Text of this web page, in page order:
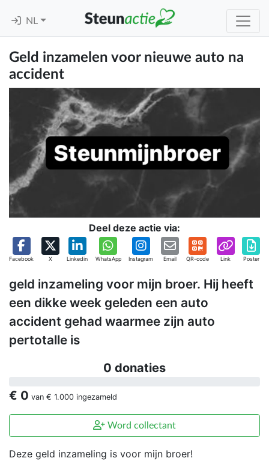
NL
Geld inzamelen voor nieuwe auto na
accident
Deel deze actie via:
Facebook X Linkedin WhatsApp Instagram Email QR-code Link Poster
geld inzameling voor mijn broer. Hij heeft
een dikke week geleden een auto
accident gehad waarmee zijn auto
pertotalle is
0 donaties
€ 0 van € 1.000 ingezameld
Word collectant
Deze geld inzameling is voor mijn broer!